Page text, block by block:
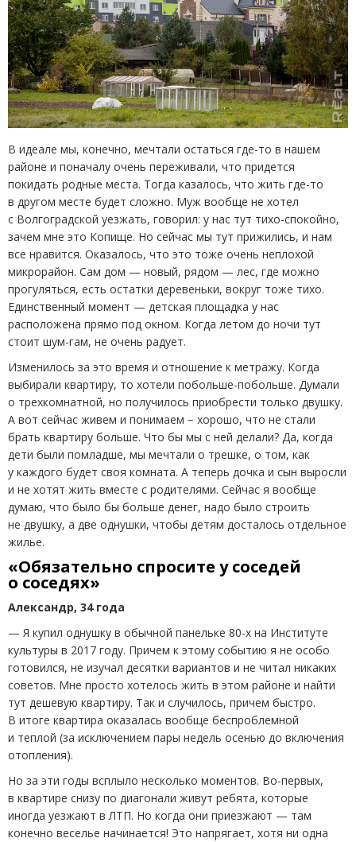
В идеале мы, конечно, мечтали остаться где-то в нашем
районе и поначалу очень переживали, что придется
покидать родные места. Тогда казалось, что жить где-то
в другом месте будет сложно. Муж вообще не хотел
с Волгоградской уезжать, говорил: у нас тут тихо-спокойно,
зачем мне это Копище. Но сейчас мы тут прижились, и нам
все нравится. Оказалось, что это тоже очень неплохой
микрорайон. Сам дом — новый, рядом — лес, где можно
прогуляться, есть остатки деревеньки, вокруг тоже тихо.
Единственный момент — детская площадка у нас
расположена прямо под окном. Когда летом до ночи тут
стоит шум-гам, не очень радует.
Изменилось за это время и отношение к метражу. Когда
выбирали квартиру, то хотели побольше-побольше. Думали
о трехкомнатной, но получилось приобрести только двушку.
А вот сейчас живем и понимаем − хорошо, что не стали
брать квартиру больше. Что бы мы с ней делали? Да, когда
дети были помладше, мы мечтали о трешке, о том, как
у каждого будет своя комната. А теперь дочка и сын выросли
и не хотят жить вместе с родителями. Сейчас я вообще
думаю, что было бы больше денег, надо было строить
не двушку, а две однушки, чтобы детям досталось отдельное
жилье.
«Обязательно спросите у соседей
о соседях»
Александр, 34 года
— Я купил однушку в обычной панельке 80-х на Институте
культуры в 2017 году. Причем к этому событию я не особо
готовился, не изучал десятки вариантов и не читал никаких
советов. Мне просто хотелось жить в этом районе и найти
тут дешевую квартиру. Так и случилось, причем быстро.
В итоге квартира оказалась вообще беспроблемной
и теплой (за исключением пары недель осенью до включения
отопления).
Но за эти годы всплыло несколько моментов. Во-первых,
в квартире снизу по диагонали живут ребята, которые
иногда уезжают в ЛТП. Но когда они приезжают — там
конечно веселье начинается! Это напрягает, хотя ни одна